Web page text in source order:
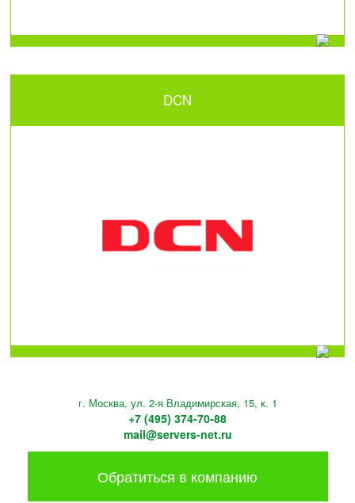
DCN
г. Москва, ул. 2-я Владимирская, 15, к. 1
+7 (495) 374-70-88
mail@servers-net.ru
Обратиться в компанию